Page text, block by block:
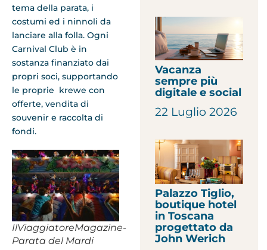
tema della parata, i
costumi ed i ninnoli da
lanciare alla folla. Ogni
Carnival Club è in
sostanza finanziato dai
propri soci, supportando
le proprie krewe con
offerte, vendita di
souvenir e raccolta di
fondi.
IlViaggiatoreMagazine-
Parata del Mardi
Vacanza
sempre più
digitale e social
22 Luglio 2026
Palazzo Tiglio,
boutique hotel
in Toscana
progettato da
John Werich